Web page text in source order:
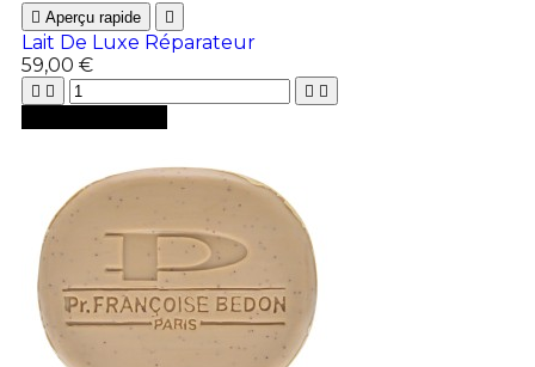
 Aperçu rapide 
Lait De Luxe Réparateur
59,00 €
   